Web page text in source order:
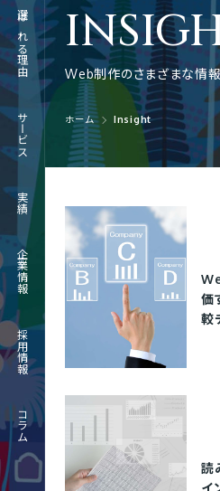
選ばれる理由
サービス
実績
企業情報
採用情報
コラム
ABOUT
企業情報
RECRUIT
採用情報
コラム
Web制作のさまざまな情
ホーム Insight
価
較
読